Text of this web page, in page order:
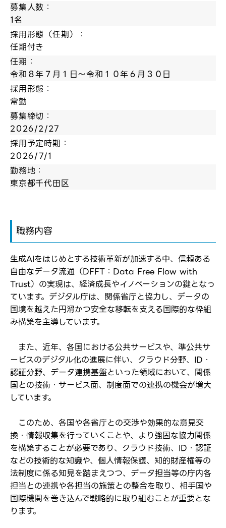
募集人数：
1名
採用形態（任期）：
任期付き
任期：
令和８年７月１日～令和１０年６月３０日
採用形態：
常勤
募集締切：
2026/2/27
採用予定時期：
2026/7/1
勤務地：
東京都千代田区
職務内容
生成AIをはじめとする技術革新が加速する中、信頼ある
自由なデータ流通（DFFT：Data Free Flow with
Trust）の実現は、経済成長やイノベーションの鍵となっ
ています。デジタル庁は、関係省庁と協力し、データの
国境を越えた円滑かつ安全な移転を支える国際的な枠組
み構築を主導しています。
また、近年、各国における公共サービスや、準公共サ
ービスのデジタル化の進展に伴い、クラウド分野、ID・
認証分野、データ連携基盤といった領域において、関係
国との技術・サービス面、制度面での連携の機会が増大
しています。
このため、各国や各省庁との交渉や効果的な意見交
換・情報収集を行っていくことや、より強固な協力関係
を構築することが必要であり、クラウド技術、ID・認証
などの技術的な知識や、個人情報保護、知的財産権等の
法制度に係る知見を踏まえつつ、データ担当等の庁内各
担当との連携や各担当の施策との整合を取り、相手国や
国際機関を巻き込んで戦略的に取り組むことが重要とな
ります。